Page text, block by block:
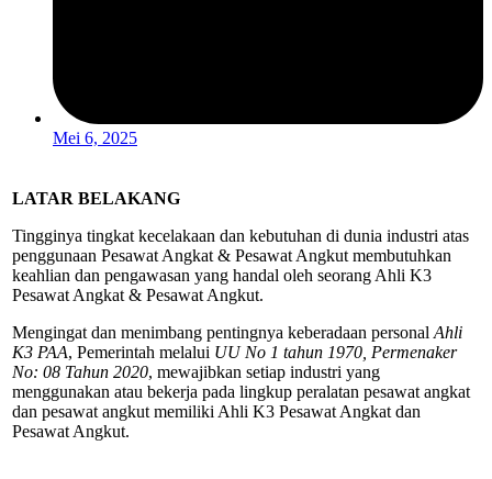
Mei 6, 2025
LATAR BELAKANG
Tingginya tingkat kecelakaan dan kebutuhan di dunia industri atas
penggunaan Pesawat Angkat & Pesawat Angkut membutuhkan
keahlian dan pengawasan yang handal oleh seorang Ahli K3
Pesawat Angkat & Pesawat Angkut.
Mengingat dan menimbang pentingnya keberadaan personal Ahli
K3 PAA, Pemerintah melalui UU No 1 tahun 1970, Permenaker
No: 08 Tahun 2020, mewajibkan setiap industri yang
menggunakan atau bekerja pada lingkup peralatan pesawat angkat
dan pesawat angkut memiliki Ahli K3 Pesawat Angkat dan
Pesawat Angkut.